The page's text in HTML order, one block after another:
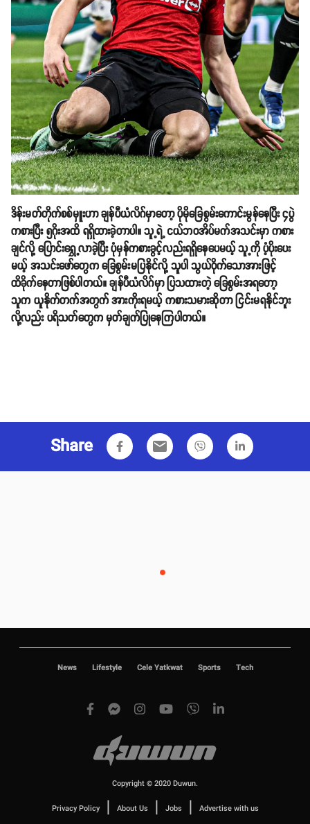
ဒိန်းမတ်တိုက်စစ်မှူးဟာ ချန်ပီယံလိဂ်မှာတော့ ပိုမိုခြေစွမ်းကောင်းမွန်နေပြီး ၄ပွဲ
ကစားပြီး ၅ဂိုးအထိ ရရှိထားခဲ့တာပါ။ သူ့ရဲ့ ငယ်ဘ၀အိပ်မက်အသင်းမှာ ကစား
ချင်လို့ ပြောင်းရွှေ့လာခဲ့ပြီး ပုံမှန်ကစားခွင့်လည်းရရှိနေပေမယ့် သူ့ကို ပံ့ပိုးပေး
မယ့် အသင်းဖော်တွေက ခြေစွမ်းမပြနိုင်လို့ သူပါ သွယ်ဝိုက်သောအားဖြင့်
ထိခိုက်နေတာဖြစ်ပါတယ်။ ချန်ပီယံလိဂ်မှာ ပြသထားတဲ့ ခြေစွမ်းအရတော့
သူက ယူနိုက်တက်အတွက် အားကိုးရမယ့် ကစားသမားဆိုတာ ငြင်းမရနိုင်ဘူး
လို့လည်း ပရိသတ်တွေက မှတ်ချက်ပြုနေကြပါတယ်။
Share email
News Lifestyle Cele Yatkwat Sports Tech
Copyright © 2020 Duwun.
Privacy Policy | About Us | Jobs | Advertise with us